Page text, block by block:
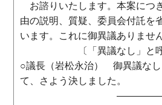
お諮りいたします。本案につ
由の説明、質疑、委員会付託を
います。これに御異議ありませ
〔「異議なし」と呼ぶ
○議長（岩松永治） 御異議なし
て、さよう決しました。